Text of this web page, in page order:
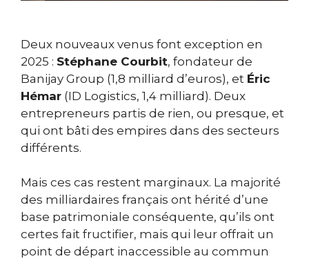
Deux nouveaux venus font exception en
2025 : Stéphane Courbit, fondateur de
Banijay Group (1,8 milliard d’euros), et Éric
Hémar (ID Logistics, 1,4 milliard). Deux
entrepreneurs partis de rien, ou presque, et
qui ont bâti des empires dans des secteurs
différents.
Mais ces cas restent marginaux. La majorité
des milliardaires français ont hérité d’une
base patrimoniale conséquente, qu’ils ont
certes fait fructifier, mais qui leur offrait un
point de départ inaccessible au commun